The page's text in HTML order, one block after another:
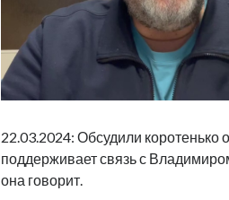
22.03.2024: Обсудили коротенько
поддерживает связь с
она говорит.